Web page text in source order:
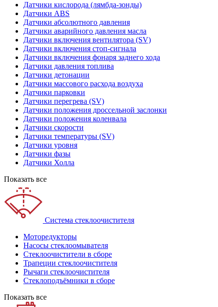
Датчики кислорода (лямбда-зонды)
Датчики ABS
Датчики абсолютного давления
Датчики аварийного давления масла
Датчики включения вентилятора (SV)
Датчики включения стоп-сигнала
Датчики включения фонаря заднего хода
Датчики давления топлива
Датчики детонации
Датчики массового расхода воздуха
Датчики парковки
Датчики перегрева (SV)
Датчики положения дроссельной заслонки
Датчики положения коленвала
Датчики скорости
Датчики температуры (SV)
Датчики уровня
Датчики фазы
Датчики Холла
Показать все
Система стеклоочистителя
Моторедукторы
Насосы стеклоомывателя
Стеклоочистители в сборе
Трапеции стеклоочистителя
Рычаги стеклоочистителя
Стеклоподъёмники в сборе
Показать все